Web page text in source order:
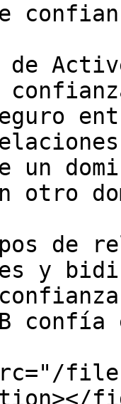
de
un
otro
de
y
confía